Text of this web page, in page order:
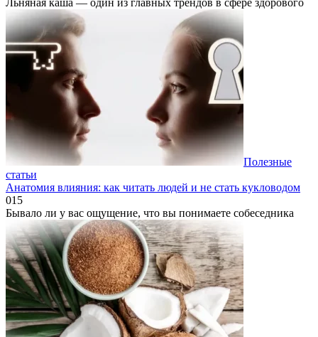
Полезные
статьи
Анатомия влияния: как читать людей и не стать кукловодом
015
Бывало ли у вас ощущение, что вы понимаете собеседника